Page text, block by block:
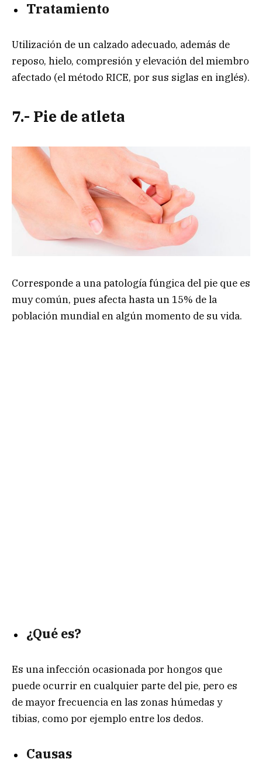
Tratamiento
Utilización de un calzado adecuado, además de
reposo, hielo, compresión y elevación del miembro
afectado (el método RICE, por sus siglas en inglés).
7.- Pie de atleta
Corresponde a una patología fúngica del pie que es
muy común, pues afecta hasta un 15% de la
población mundial en algún momento de su vida.
¿Qué es?
Es una infección ocasionada por hongos que
puede ocurrir en cualquier parte del pie, pero es
de mayor frecuencia en las zonas húmedas y
tibias, como por ejemplo entre los dedos.
Causas